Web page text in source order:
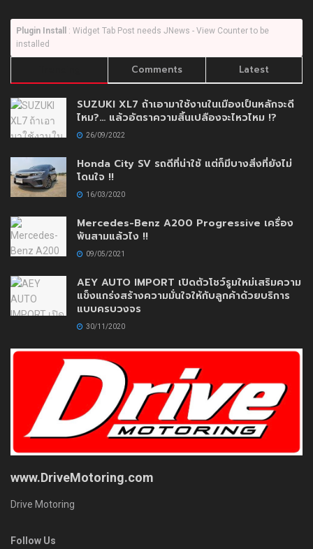
Plugin Install
: Widget Tab Post needs JNews - View Counter to be
installed
Comments Latest
SUZUKI XL7 ถ้าเอามาใช้งานในเมืองเป็นหลักจะดี
ไหม?… แล้วอัตราความสิ้นเปลืองจะไหวไหม !?
26/09/2022
Honda City SV รถดีที่น่าใช้ แต่ก็มีบางสิ่งที่ยังไม่
โดนใจ !!
16/03/2020
Mercedes-Benz A200 Progressive เครื่อง
พันสามแล้วไง !!
09/05/2021
AEY AUTO IMPORT เปิดตัวโชว์รูมใหม่เสริมความ
แข็งแกร่งสร้างความมั่นใจให้กับลูกค้าด้วยบริการ
แบบครบวงจร
30/11/2020
www.DriveMotoring.com
Drive Motoring
Follow Us